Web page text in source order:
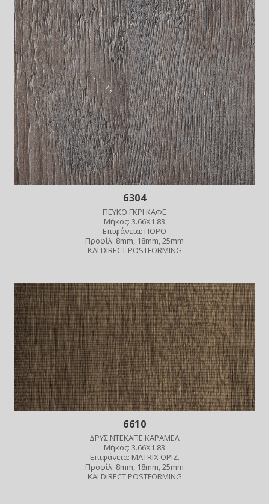
6304
ΠΕΥΚΟ ΓΚΡΙ ΚΑΦΕ
Μήκος: 3.66X1.83
Επιφάνεια: ΠΟΡΟ
Προφίλ: 8mm, 18mm, 25mm
ΚΑΙ DIRECT POSTFORMING
6610
ΔΡΥΣ ΝΤΕΚΑΠΕ ΚΑΡΑΜΕΛ
Μήκος: 3.66X1.83
Επιφάνεια: MATRIX ΟΡΙΖ.
Προφίλ: 8mm, 18mm, 25mm
ΚΑΙ DIRECT POSTFORMING